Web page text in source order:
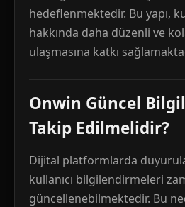
hedeflenmektedir. Bu yapı,
hakkında daha düzenli ve
ulaşmasına katkı
Onwin Güncel
Takip Edilmelidir?
Dijital platformlarda
kullanıcı bilgilendirmeleri
güncellenebilmektedir. Bu